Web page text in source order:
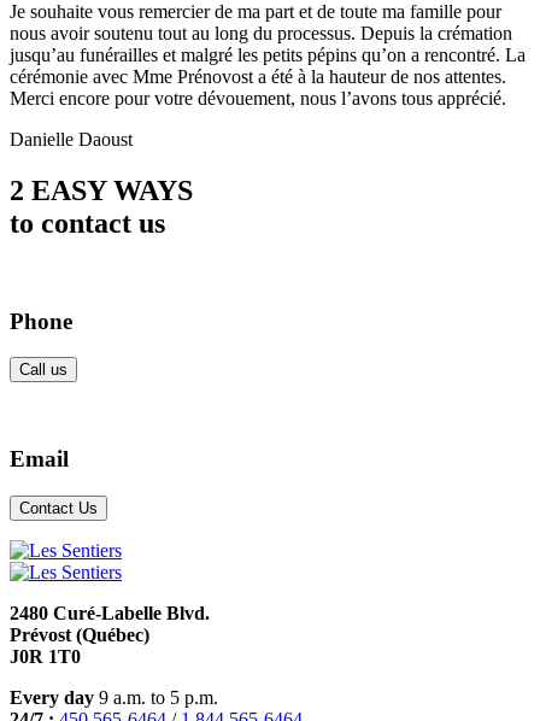
Je souhaite vous remercier de ma part et de toute ma famille pour
nous avoir soutenu tout au long du processus. Depuis la crémation
jusqu’au funérailles et malgré les petits pépins qu’on a rencontré. La
cérémonie avec Mme Prénovost a été à la hauteur de nos attentes.
Merci encore pour votre dévouement, nous l’avons tous apprécié.
Danielle Daoust
2 EASY WAYS
to contact us
Phone
Call us
Email
Contact Us
2480 Curé-Labelle Blvd.
Prévost (Québec)
J0R 1T0
Every day 9 a.m. to 5 p.m.